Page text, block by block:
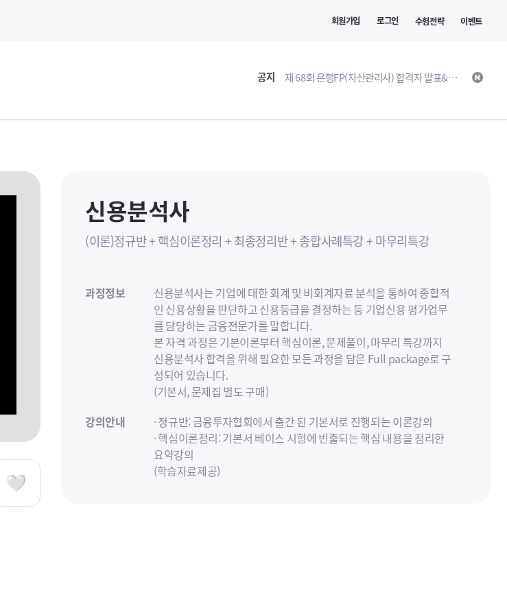
회원가입 로그인 수험전략 이벤트
공지 제 68회 은행FP(자산관리사) 합격자 발표&환급 안내
찜하기
신용분석사
(이론)정규반 + 핵심이론정리 + 최종정리반 + 종합사례특강 + 마무리특강
과정정보
신용분석사는 기업에 대한 회계 및 비회계자료 분석을 통하여 종합적
인 신용상황을 판단하고 신용등급을 결정하는 등 기업신용 평가업무
를 담당하는 금융전문가를 말합니다.
본 자격 과정은 기본이론부터 핵심이론, 문제풀이, 마무리 특강까지
신용분석사 합격을 위해 필요한 모든 과정을 담은 Full package로 구
성되어 있습니다.
(기본서, 문제집 별도 구매)
강의안내
· 정규반: 금융투자협회에서 출간 된 기본서로 진행되는 이론강의
· 핵심이론정리: 기본서 베이스 시험에 빈출되는 핵심 내용을 정리한
요약강의
(학습자료제공)